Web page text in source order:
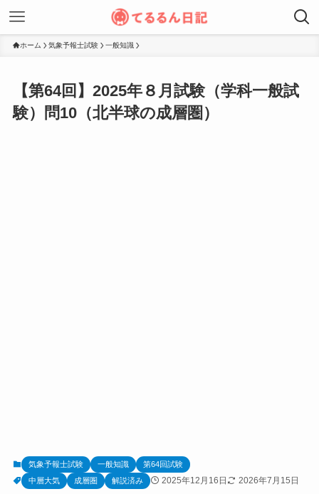
ホーム 気象予報士試験 一般知識
【第64回】2025年８月試験（学科一般試
験）問10（北半球の成層圏）
気象予報士試験 一般知識
第64回試験
中層大気
成層圏 解説済み 2025年12月16日 2026年7月15日